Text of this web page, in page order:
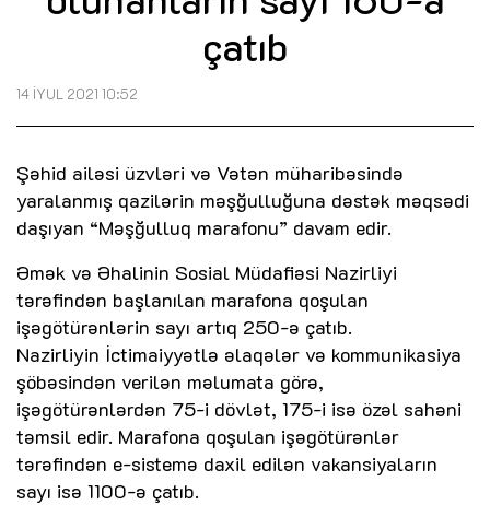
çatıb
14 İYUL 2021 10:52
Şəhid ailəsi üzvləri və Vətən müharibəsində
yaralanmış qazilərin məşğulluğuna dəstək məqsədi
daşıyan “Məşğulluq marafonu” davam edir.
Əmək və Əhalinin Sosial Müdafiəsi Nazirliyi
tərəfindən başlanılan marafona qoşulan
işəgötürənlərin sayı artıq 250-ə çatıb.
Nazirliyin İctimaiyyətlə əlaqələr və kommunikasiya
şöbəsindən verilən məlumata görə,
işəgötürənlərdən 75-i dövlət, 175-i isə özəl sahəni
təmsil edir. Marafona qoşulan işəgötürənlər
tərəfindən e-sistemə daxil edilən vakansiyaların
sayı isə 1100-ə çatıb.